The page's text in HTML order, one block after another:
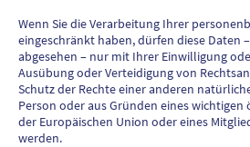
Wenn Sie die Verarbeitung Ihrer
eingeschränkt haben, dürfen diese Daten
abgesehen – nur mit Ihrer Einwilligung
Ausübung oder Verteidigung von
Schutz der Rechte einer anderen
Person oder aus Gründen eines
der Europäischen Union oder eines
werden.